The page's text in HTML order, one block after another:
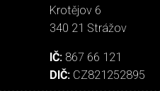
Krotějov 6
340 21 Strážov
IČ: 867 66 121
DIČ: CZ821252895